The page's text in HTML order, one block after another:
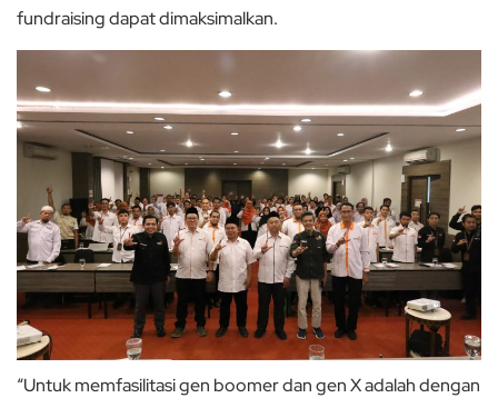
fundraising dapat dimaksimalkan.
“Untuk memfasilitasi gen boomer dan gen X adalah dengan